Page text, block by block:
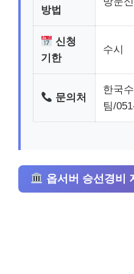
방법
신청
기한
수시
문의처
한국
팀/
옵서버 승선경비